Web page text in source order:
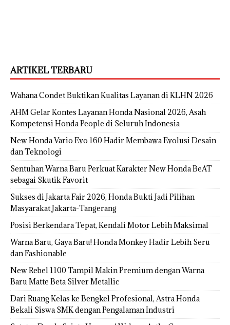
ARTIKEL TERBARU
Wahana Condet Buktikan Kualitas Layanan di KLHN 2026
AHM Gelar Kontes Layanan Honda Nasional 2026, Asah
Kompetensi Honda People di Seluruh Indonesia
New Honda Vario Evo 160 Hadir Membawa Evolusi Desain
dan Teknologi
Sentuhan Warna Baru Perkuat Karakter New Honda BeAT
sebagai Skutik Favorit
Sukses di Jakarta Fair 2026, Honda Bukti Jadi Pilihan
Masyarakat Jakarta-Tangerang
Posisi Berkendara Tepat, Kendali Motor Lebih Maksimal
Warna Baru, Gaya Baru! Honda Monkey Hadir Lebih Seru
dan Fashionable
New Rebel 1100 Tampil Makin Premium dengan Warna
Baru Matte Beta Silver Metallic
Dari Ruang Kelas ke Bengkel Profesional, Astra Honda
Bekali Siswa SMK dengan Pengalaman Industri